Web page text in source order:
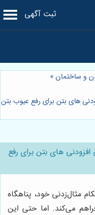
ثبت آگهی
و ساختمان »
های بتن برای رفع عیوب بتن
های بتن برای رفع
مثال‌زدنی خود، پناهگاه
می‌کند. اما حتی این